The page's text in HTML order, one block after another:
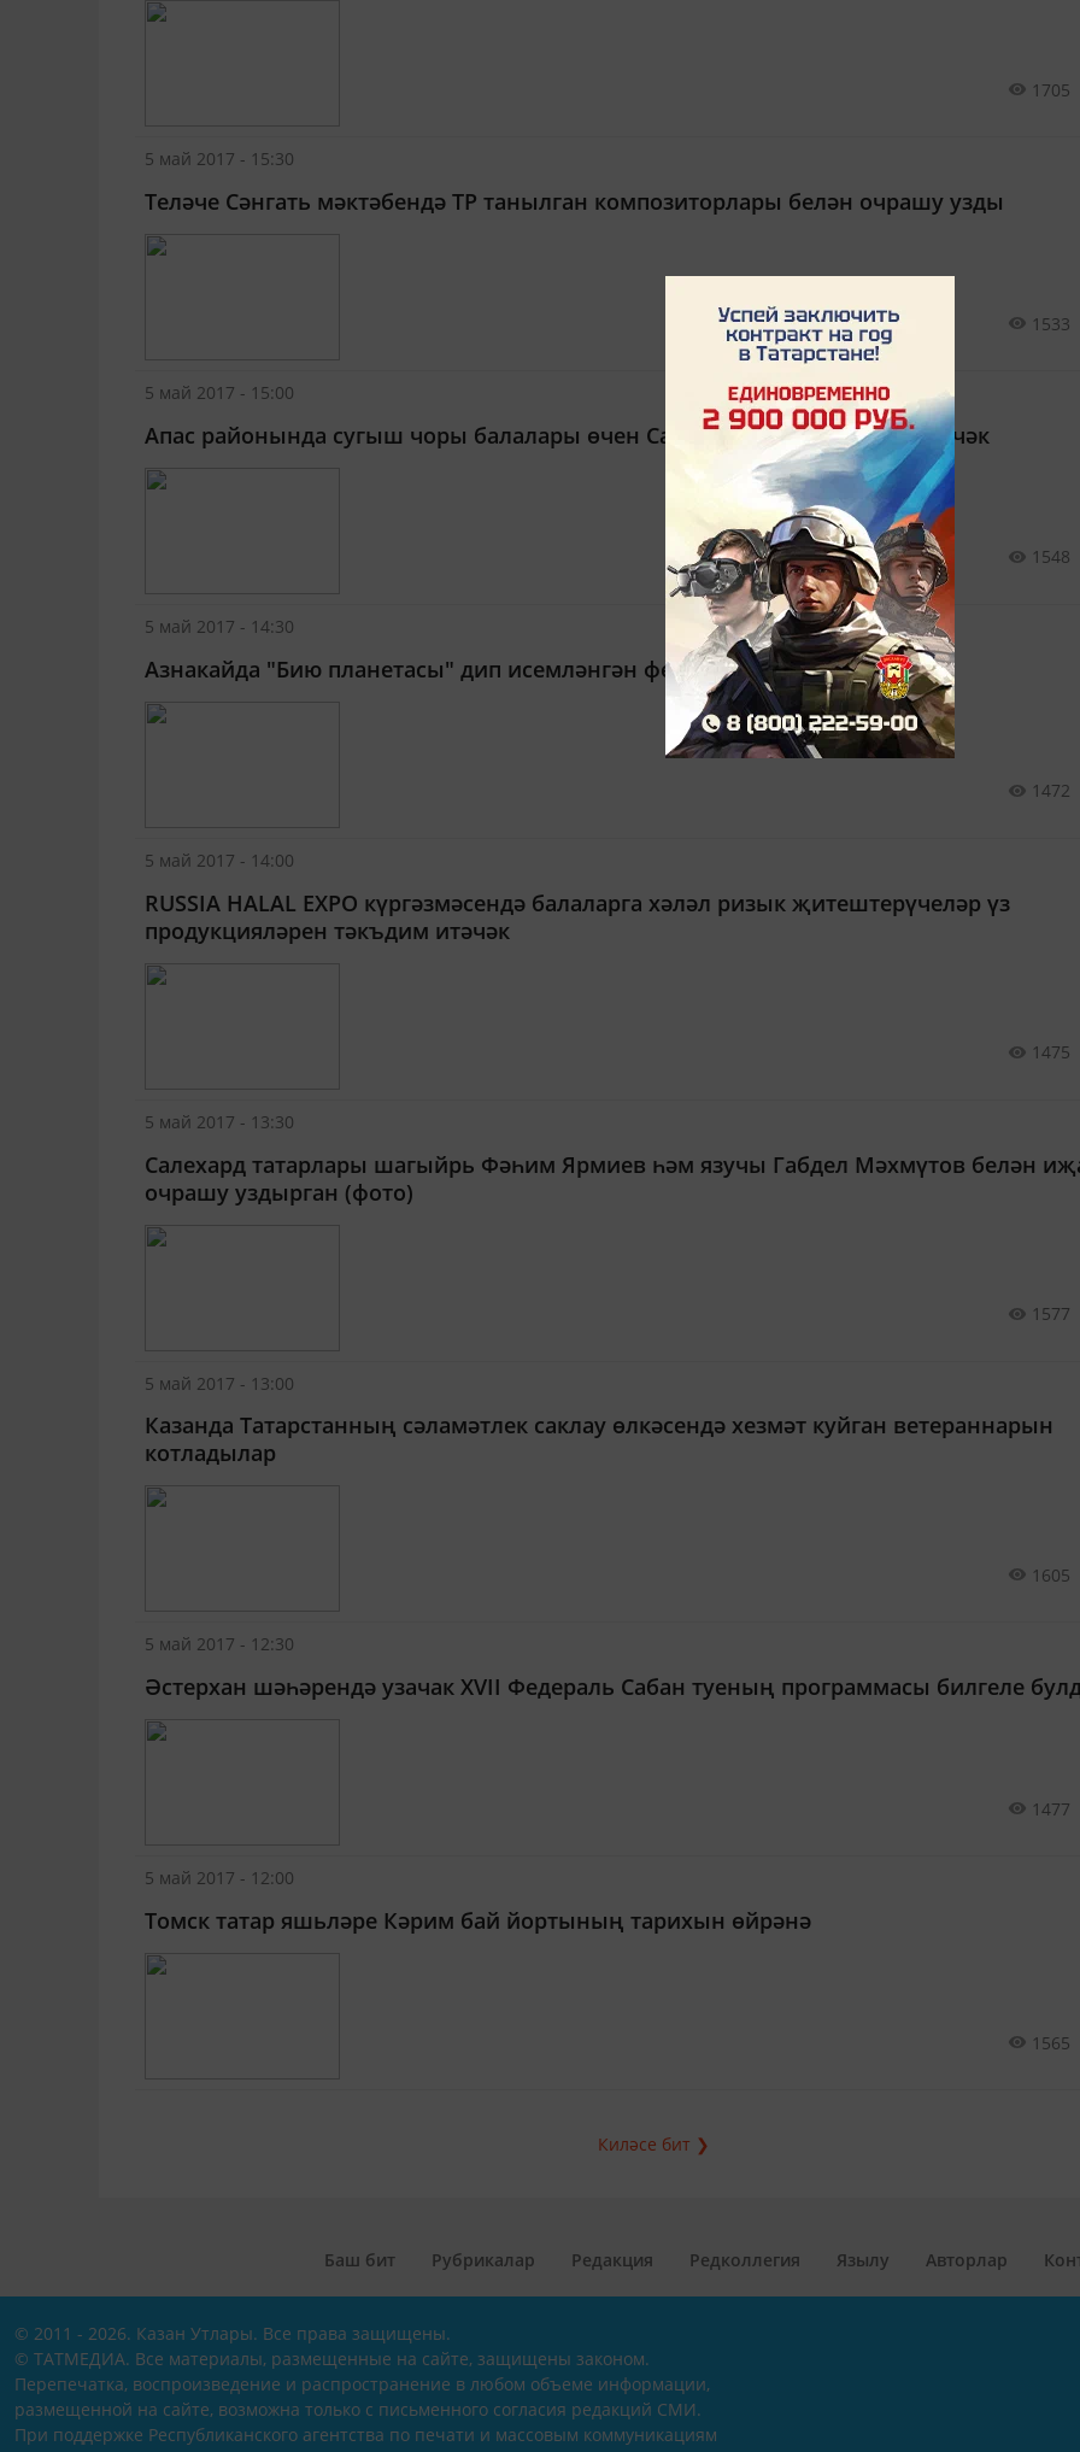
1705
5 май 2017 - 15:30
Теләче Сәнгать мәктәбендә ТР танылган композиторлары белән очрашу узды
1533
5 май 2017 - 15:00
Апас районында сугыш чоры балалары өчен Сабантуй бәйрәме үткәреләчәк
1548
5 май 2017 - 14:30
Азнакайда "Бию планетасы" дип исемләнгән фестиваль узган
1472
5 май 2017 - 14:00
RUSSIA HALAL EXPO күргәзмәсендә балаларга хәләл ризык җитештерүчеләр үз
продукцияләрен тәкъдим итәчәк
1475
5 май 2017 - 13:30
Салехард татарлары шагыйрь Фәһим Ярмиев һәм язучы Габдел Мәхмүтов белән
очрашу уздырган (фото)
1577
5 май 2017 - 13:00
Казанда Татарстанның сәламәтлек саклау өлкәсендә хезмәт куйган ветераннарын
котладылар
1605
5 май 2017 - 12:30
Әстерхан шәһәрендә узачак XVII Федераль Сабан туеның программасы билгеле
1477
5 май 2017 - 12:00
Томск татар яшьләре Кәрим бай йортының тарихын өйрәнә
1565
Киләсе бит ❯
Баш бит Рубрикалар Редакция Редколлегия Язылу Авторлар
© 2011 - 2026. Казан Утлары. Все права защищены.
© ТАТМЕДИА. Все материалы, размещенные на сайте, защищены законом.
Перепечатка, воспроизведение и распространение в любом объеме информации,
размещенной на сайте, возможна только с письменного согласия редакций СМИ.
При поддержке Республиканского агентства по печати и массовым коммуникациям